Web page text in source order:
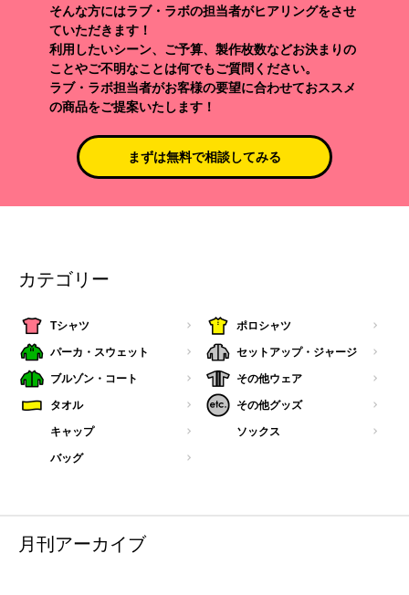
そんな方にはラブ・ラボの担当者がヒアリングをさせ
ていただきます！
利用したいシーン、ご予算、製作枚数などお決まりの
ことやご不明なことは何でもご質問ください。
ラブ・ラボ担当者がお客様の要望に合わせておススメ
の商品をご提案いたします！
まずは無料で相談してみる
カテゴリー
Tシャツ ポロシャツ
パーカ・スウェット セットアップ・ジャージ
ブルゾン・コート その他ウェア
タオル その他グッズ
キャップ ソックス
バッグ
月刊アーカイブ